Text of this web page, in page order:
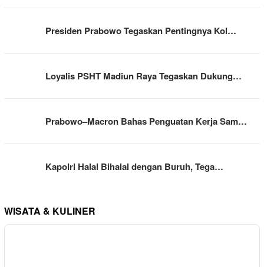
Presiden Prabowo Tegaskan Pentingnya Kol…
Loyalis PSHT Madiun Raya Tegaskan Dukung…
Prabowo–Macron Bahas Penguatan Kerja Sam…
Kapolri Halal Bihalal dengan Buruh, Tega…
WISATA & KULINER